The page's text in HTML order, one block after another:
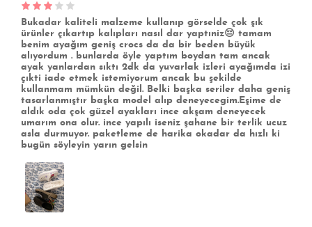
Bukadar kaliteli malzeme kullanıp görselde çok şık
ürünler çıkartıp kalıpları nasıl dar yaptıniz😔 tamam
benim ayağım geniş crocs da da bir beden büyük
alıyordum . bunlarda öyle yaptım boydan tam ancak
ayak yanlardan sıktı 2dk da yuvarlak izleri ayağımda izi
çıkti iade etmek istemiyorum ancak bu şekilde
kullanmam mümkün değil. Belki başka seriler daha geniş
tasarlanmıştır başka model alıp deneyecegim.Eşime de
aldık oda çok güzel ayakları ince akşam deneyecek
umarım ona olur. ince yapılı iseniz şahane bir terlik ucuz
asla durmuyor. paketleme de harika okadar da hızlı ki
bugün söyleyin yarın gelsin